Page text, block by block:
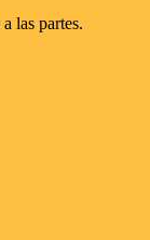
las partes.